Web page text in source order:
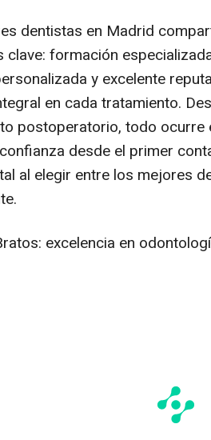
dentistas en Madrid
clave: formación
y excelente
en cada tratamiento.
postoperatorio, todo
desde el primer
al elegir entre los mejores
excelencia en